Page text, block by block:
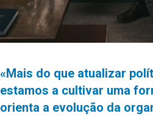
«Mais do que atualizar
estamos a cultivar uma
orienta a evolução da